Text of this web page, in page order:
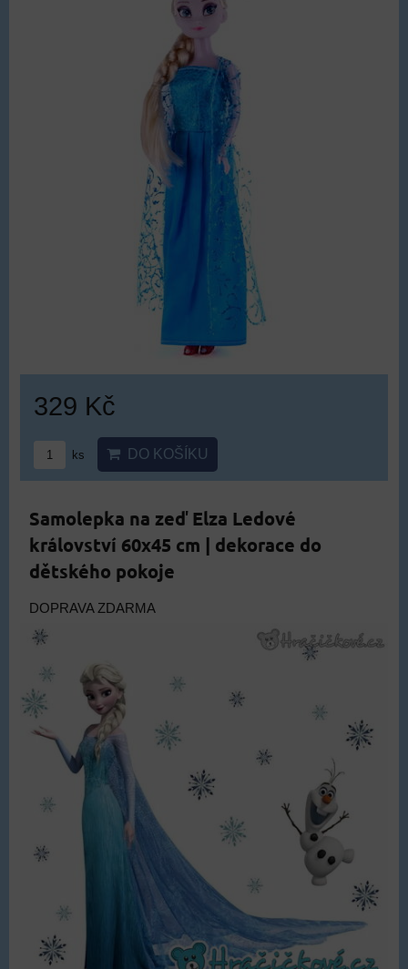
329 Kč
ks DO KOŠÍKU
Samolepka na zeď Elza Ledové
království 60x45 cm | dekorace do
dětského pokoje
DOPRAVA ZDARMA